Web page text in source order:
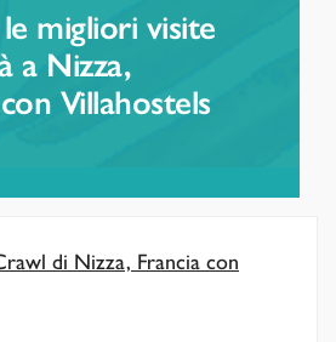
migliori visite
a Nizza,
Villahostels